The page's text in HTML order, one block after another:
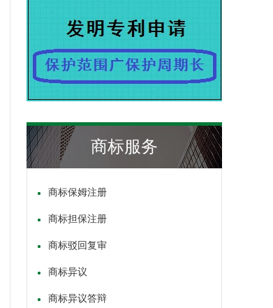
商标服务
商标保姆注册
商标担保注册
商标驳回复审
商标异议
商标异议答辩